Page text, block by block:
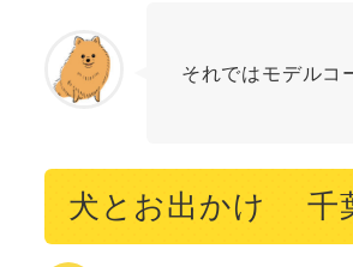
それではモデルコ
犬とお出かけ 千